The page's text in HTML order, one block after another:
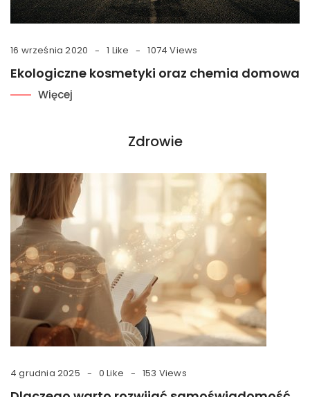
16 września 2020 1 Like 1074 Views
Ekologiczne kosmetyki oraz chemia domowa
Więcej
Zdrowie
4 grudnia 2025 0 Like 153 Views